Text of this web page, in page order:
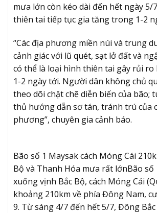
mưa lớn còn kéo dài đến hết ngày 5/
thiên tai tiếp tục gia tăng trong 1-2
“Các địa phương miền núi và trung
cảnh giác với lũ quét, sạt lở đất và
có thể là loại hình thiên tai gây rủi
1-2 ngày tới. Người dân không chủ
theo dõi chặt chẽ diễn biến của bão;
thủ hướng dẫn sơ tán, tránh trú của
phương”, chuyên gia cảnh báo.
Bão số 1 Maysak cách Móng Cái
Bộ và Thanh Hóa mưa rất lớnBão số
xuống vịnh Bắc Bộ, cách Móng Cái
khoảng 210km về phía Đông Nam,
9. Từ sáng 4/7 đến hết 5/7, Đông